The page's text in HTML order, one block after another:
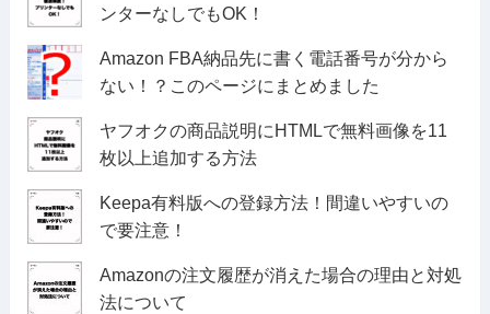
ンターなしでもOK！
Amazon FBA納品先に書く電話番号が分から
ない！？このページにまとめました
ヤフオクの商品説明にHTMLで無料画像を11
枚以上追加する方法
Keepa有料版への登録方法！間違いやすいの
で要注意！
Amazonの注文履歴が消えた場合の理由と対処
法について